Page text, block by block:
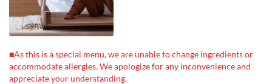
■As this is a special menu, we are unable to change ingredients or
accommodate allergies. We apologize for any inconvenience and
appreciate your understanding.